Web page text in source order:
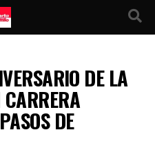
DE LA
DE